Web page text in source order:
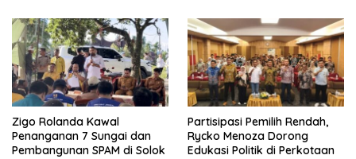
Zigo Rolanda Kawal
Penanganan 7 Sungai dan
Pembangunan SPAM di Solok
Partisipasi Pemilih Rendah,
Rycko Menoza Dorong
Edukasi Politik di Perkotaan